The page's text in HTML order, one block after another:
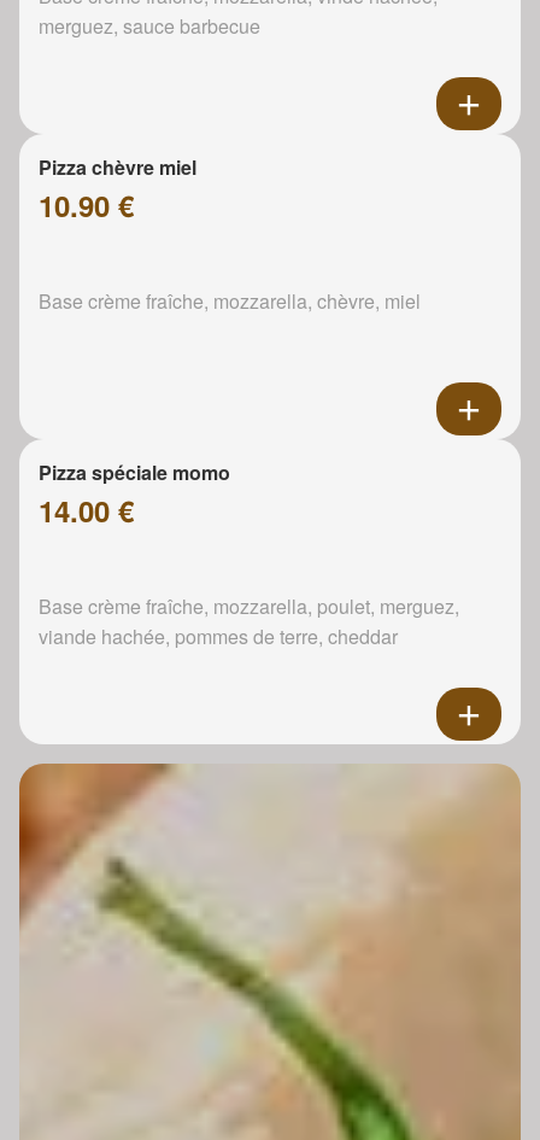
merguez, sauce barbecue
Pizza chèvre miel
10.90 €
Base crème fraîche, mozzarella, chèvre, miel
Pizza spéciale momo
14.00 €
Base crème fraîche, mozzarella, poulet, merguez,
viande hachée, pommes de terre, cheddar